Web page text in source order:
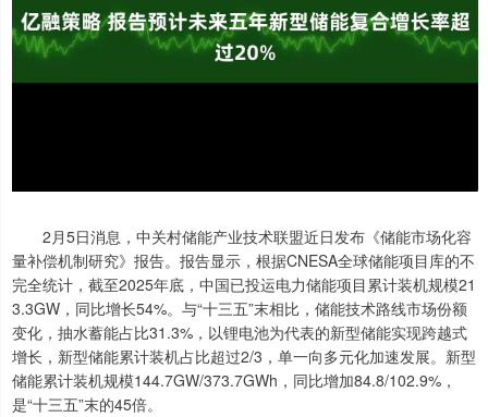
2月5日消息，中关村储能产业技术联盟近日发布《储能市场化容
量补偿机制研究》报告。报告显示，根据CNESA全球储能项目库的不
完全统计，截至2025年底，中国已投运电力储能项目累计装机规模21
3.3GW，同比增长54%。与“十三五”末相比，储能技术路线市场份额
变化，抽水蓄能占比31.3%，以锂电池为代表的新型储能实现跨越式
增长，新型储能累计装机占比超过2/3，单一向多元化加速发展。新型
储能累计装机规模144.7GW/373.7GWh，同比增加84.8/102.9%，
是“十三五”末的45倍。